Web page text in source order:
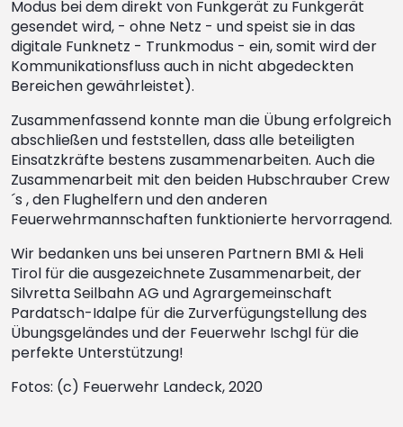
Modus bei dem direkt von Funkgerät zu Funkgerät
gesendet wird, - ohne Netz - und speist sie in das
digitale Funknetz - Trunkmodus - ein, somit wird der
Kommunikationsfluss auch in nicht abgedeckten
Bereichen gewährleistet).
Zusammenfassend konnte man die Übung erfolgreich
abschließen und feststellen, dass alle beteiligten
Einsatzkräfte bestens zusammenarbeiten. Auch die
Zusammenarbeit mit den beiden Hubschrauber Crew
´s , den Flughelfern und den anderen
Feuerwehrmannschaften funktionierte hervorragend.
Wir bedanken uns bei unseren Partnern BMI & Heli
Tirol für die ausgezeichnete Zusammenarbeit, der
Silvretta Seilbahn AG und Agrargemeinschaft
Pardatsch-Idalpe für die Zurverfügungstellung des
Übungsgeländes und der Feuerwehr Ischgl für die
perfekte Unterstützung!
Fotos: (c) Feuerwehr Landeck, 2020